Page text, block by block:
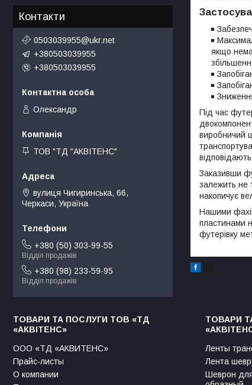
якщо
Під час
виробничий
Заказивши
залежить не
накопичує
Нашими
пластинами
футерівку
Контакти
0503039955@ukr.net
+380503039955
+380503039955
Олександр
ТОВ "ТД "АКВІТЕНС"
вулиця Чигиринська, 66,
Черкаси, Україна
+380 (50) 303-99-55
Відділ продажів
+380 (98) 233-59-95
Відділ продажів
ТОВАРИ ТА ПОСЛУГИ ТОВ «ТД
«АКВІТЕНС»
ООО «ТД «АКВИТЕНС»
Прайс-листы
О компании
ТОВАРИ
Ленты
Лента
Шеврон